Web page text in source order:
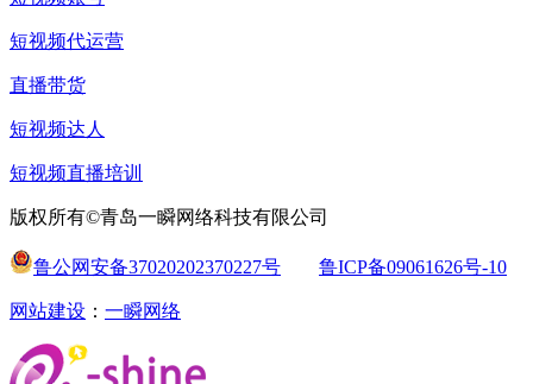
短视频代运营
直播带货
短视频达人
短视频直播培训
版权所有©青岛一瞬网络科技有限公司
鲁公网安备37020202370227号 鲁ICP备09061626号-10
网站建设 ： 一瞬网络